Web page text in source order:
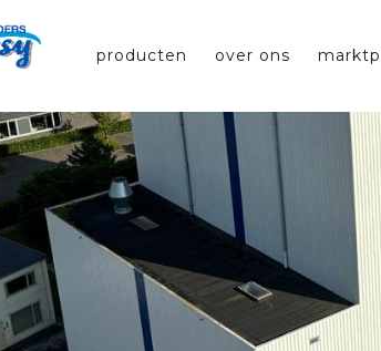
producten over ons